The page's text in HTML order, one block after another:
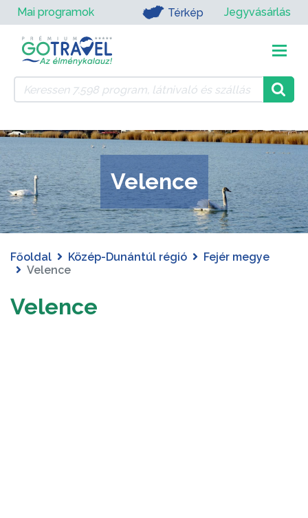
Mai programok Térkép Jegyvásárlás
Velence
Főoldal Közép-Dunántúl régió
Fejér megye
Velence
Velence